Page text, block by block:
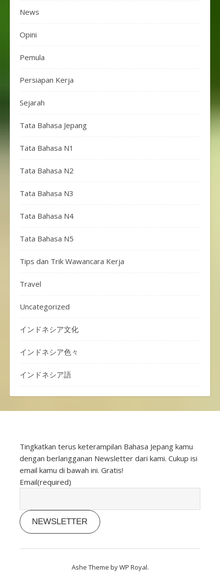
News
Opini
Pemula
Persiapan Kerja
Sejarah
Tata Bahasa Jepang
Tata Bahasa N1
Tata Bahasa N2
Tata Bahasa N3
Tata Bahasa N4
Tata Bahasa N5
Tips dan Trik Wawancara Kerja
Travel
Uncategorized
インドネシア文化
インドネシア色々
インドネシア語
Tingkatkan terus keterampilan Bahasa Jepang kamu
dengan berlangganan Newsletter dari kami. Cukup isi
email kamu di bawah ini. Gratis!
Email(required)
NEWSLETTER
Ashe Theme byWP Royal.